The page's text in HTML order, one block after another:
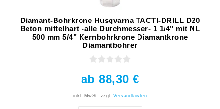
Diamant-Bohrkrone Husqvarna TACTI-DRILL D20
Beton mittelhart -alle Durchmesser- 1 1/4" mit NL
500 mm 5/4" Kernbohrkrone Diamantkrone
Diamantbohrer
ab 88,30 €
inkl. MwSt. zzgl. Versandkosten